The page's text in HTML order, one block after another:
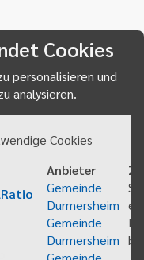
Cookies
personalisieren und
analysieren.
Cookies
Anbieter
Gemeinde
Durmersheim
Gemeinde
Durmersheim